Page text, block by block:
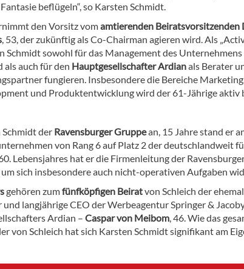
beflügeln“, so Karsten Schmidt.
den Vorsitz vomamtierenden Beiratsvorsitzenden
, 53, der zukünftig als Co-Chairman agieren wird. Als
Schmidt sowohl für das Management des Unternehmens
als auch für den Hauptgesellschafter Ardianals Berater
fungieren. Insbesondere die Bereiche
und Produktentwicklung wird der 61-Jährige aktiv
der Ravensburger Gruppean, 15 Jahre stand er
von Rang 6 auf Platz 2 der deutschlandweit
Lebensjahres hat er die Firmenleitung der
sich insbesondere auch nicht-operativen Aufgaben
gehören zumfünfköpfigen Beiratvon Schleich der
und langjährige CEO der Werbeagentur Springer &
Ardian – Caspar von Meibom, 46. Wie das
von Schleich hat sich Karsten Schmidt signifikant am